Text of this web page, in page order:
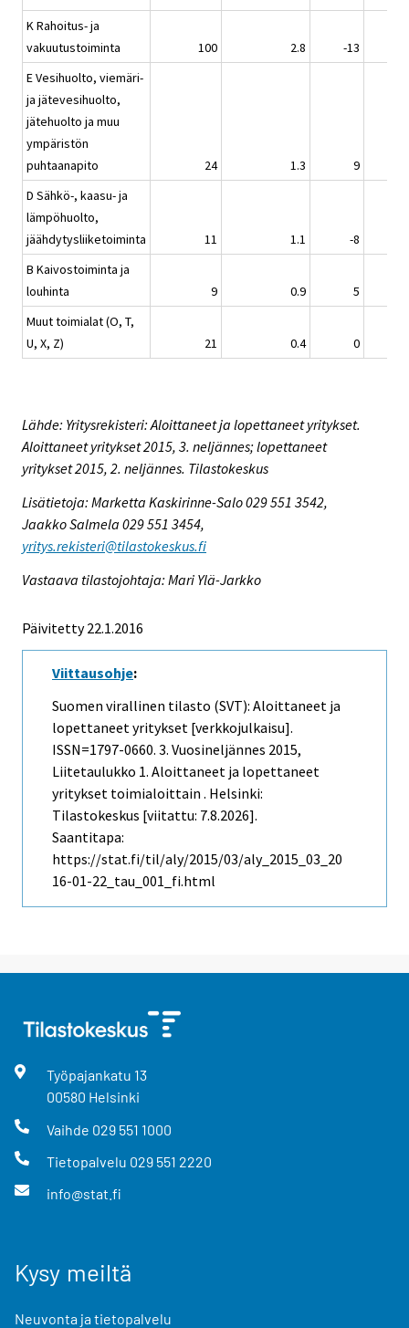
K Rahoitus- ja
vakuutustoiminta
100 2.8
-13
E Vesihuolto, viemäri-
ja jätevesihuolto,
jätehuolto ja muu
ympäristön
puhtaanapito
24 1.3
9
D Sähkö-, kaasu- ja
lämpöhuolto,
jäähdytysliiketoiminta
11 1.1
-8
B Kaivostoiminta ja
louhinta
9 0.9
5
Muut toimialat (O, T,
U, X, Z)
21 0.4 0
Lähde: Yritysrekisteri: Aloittaneet ja lopettaneet yritykset.
Aloittaneet yritykset 2015, 3. neljännes; lopettaneet
yritykset 2015, 2. neljännes. Tilastokeskus
Lisätietoja: Marketta Kaskirinne-Salo 029 551 3542,
Jaakko Salmela 029 551 3454,
yritys.rekisteri@tilastokeskus.fi
Vastaava tilastojohtaja: Mari Ylä-Jarkko
Päivitetty 22.1.2016
Viittausohje:
Suomen virallinen tilasto (SVT): Aloittaneet ja
lopettaneet yritykset [verkkojulkaisu].
ISSN=1797-0660. 3. Vuosineljännes 2015,
Liitetaulukko 1. Aloittaneet ja lopettaneet
yritykset toimialoittain . Helsinki:
Tilastokeskus [viitattu: 7.8.2026].
Saantitapa:
https://stat.fi/til/aly/2015/03/aly_2015_03_20
16-01-22_tau_001_fi.html
Työpajankatu 13
00580 Helsinki
Vaihde 029 551 1000
Tietopalvelu 029 551 2220
info@stat.fi
Kysy meiltä
Neuvonta ja tietopalvelu